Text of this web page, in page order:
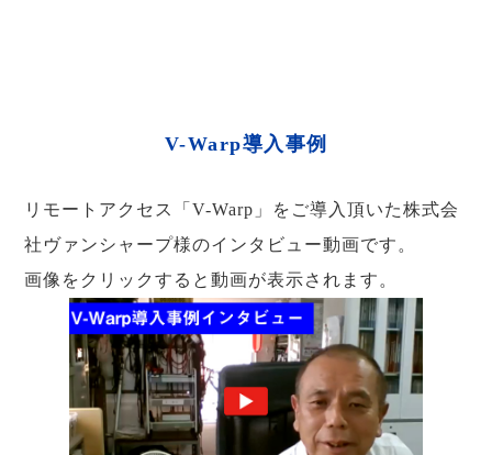
V-Warp導入事例
リモートアクセス「V-Warp」をご導入頂いた株式会
社ヴァンシャープ様のインタビュー動画です。
画像をクリックすると動画が表示されます。